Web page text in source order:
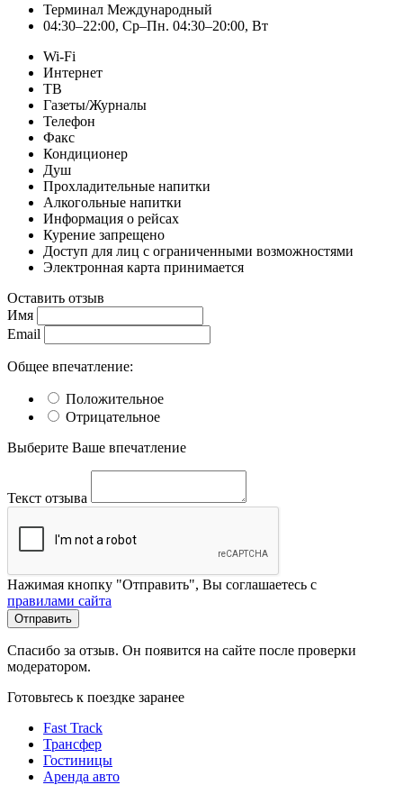
Терминал Международный
04:30–22:00, Ср–Пн. 04:30–20:00, Вт
Wi-Fi
Интернет
ТВ
Газеты/Журналы
Телефон
Факс
Кондиционер
Душ
Прохладительные напитки
Алкогольные напитки
Информация о рейсах
Курение запрещено
Доступ для лиц с ограниченными возможностями
Электронная карта принимается
Оставить отзыв
Имя
Email
Общее впечатление:
Положительное
Отрицательное
Выберите Ваше впечатление
Текст отзыва
Нажимая кнопку "Отправить", Вы соглашаетесь с
правилами сайта
Отправить
Спасибо за отзыв. Он появится на сайте после проверки
модератором.
Готовьтесь к поездке заранее
Fast Track
Трансфер
Гостиницы
Аренда авто